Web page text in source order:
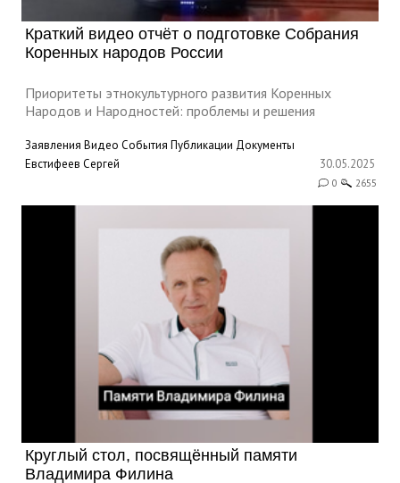
Краткий видео отчёт о подготовке Собрания
Коренных народов России
Приоритеты этнокультурного развития Коренных
Народов и Народностей: проблемы и решения
Заявления Видео События Публикации Документы
Евстифеев Сергей
30.05.2025
0 2655
Круглый стол, посвящённый памяти
Владимира Филина